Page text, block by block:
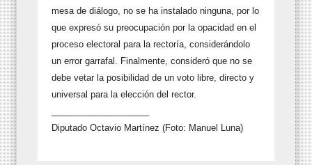
mesa de diálogo, no se ha instalado ninguna, por lo
que expresó su preocupación por la opacidad en el
proceso electoral para la rectoría, considerándolo
un error garrafal. Finalmente, consideró que no se
debe vetar la posibilidad de un voto libre, directo y
universal para la elección del rector.
Diputado Octavio Martínez (Foto: Manuel Luna)